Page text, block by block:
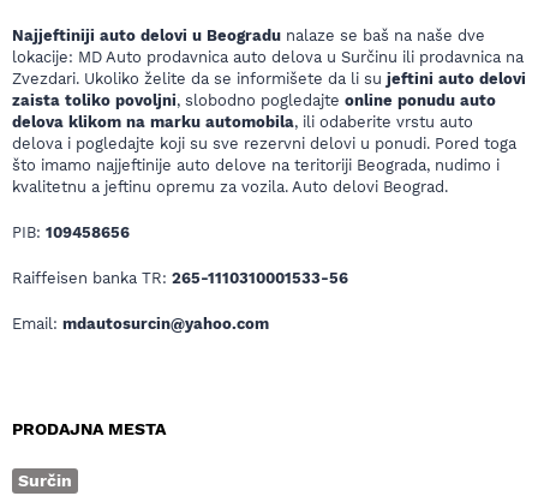
Najjeftiniji auto delovi u Beogradu nalaze se baš na naše dve
lokacije: MD Auto prodavnica auto delova u Surčinu ili prodavnica na
Zvezdari. Ukoliko želite da se informišete da li su jeftini auto delovi
zaista toliko povoljni, slobodno pogledajte online ponudu auto
delova klikom na marku automobila, ili odaberite vrstu auto
delova i pogledajte koji su sve rezervni delovi u ponudi. Pored toga
što imamo najjeftinije auto delove na teritoriji Beograda, nudimo i
kvalitetnu a jeftinu opremu za vozila. Auto delovi Beograd.
PIB: 109458656
Raiffeisen banka TR: 265-1110310001533-56
Email: mdautosurcin@yahoo.com
PRODAJNA MESTA
Surčin